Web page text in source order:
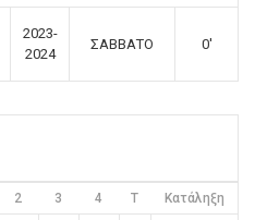
2023-
2024
ΣΑΒΒΑΤΟ 0'
2 3 4 T Κατάληξη